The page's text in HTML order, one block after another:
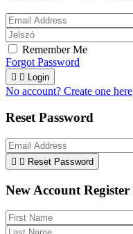
Remember Me
Forgot Password
  Login
No account? Create one here
Reset Password
  Reset Password
New Account Register